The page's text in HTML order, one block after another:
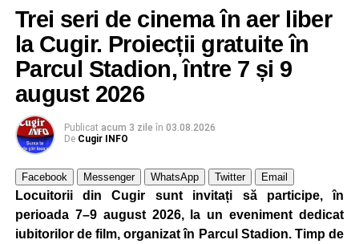
pretextul că o rudă ar fi fost implicată într-un accident
rutier.
De asemenea, participanții au fost avertizați să manifeste
prudență atunci când sunt abordați pe stradă de persoane
necunoscute care încearcă să le câștige încrederea prin
gesturi aparent prietenoase, cum ar fi îmbrățișările,
deoarece acestea pot ascunde tentative de furt.
La finalul activității, polițiștii i-au încurajat pe seniori să
solicite ajutor ori de câte ori au suspiciuni că ar putea fi
victimele unei înșelăciuni sau ale unei alte fapte ilegale,
subliniind că prevenția rămâne cea mai eficientă metodă
Trei seri de cinema în aer liber
la Cugir. Proiecții gratuite în
Parcul Stadion, între 7 și 9
august 2026
Publicat acum 3 zile în 03.08.2026
De Cugir INFO
Facebook Messenger WhatsApp Twitter Email
Locuitorii din Cugir sunt invitați să participe, în
perioada 7–9 august 2026, la un eveniment dedicat
iubitorilor de film, organizat în Parcul Stadion. Timp de